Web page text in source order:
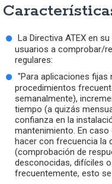
La Directiva ATEX en
usuarios a comprobar/
regulares:
"Para aplicaciones fijas
procedimientos
semanalmente),
tiempo (a quizás
confianza en la
mantenimiento. En
hacer con frecuencia la
(comprobación de
desconocidas, difíciles
frecuentemente, esto